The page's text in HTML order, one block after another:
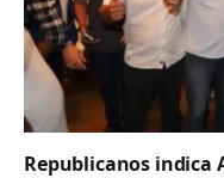
Republicanos indica